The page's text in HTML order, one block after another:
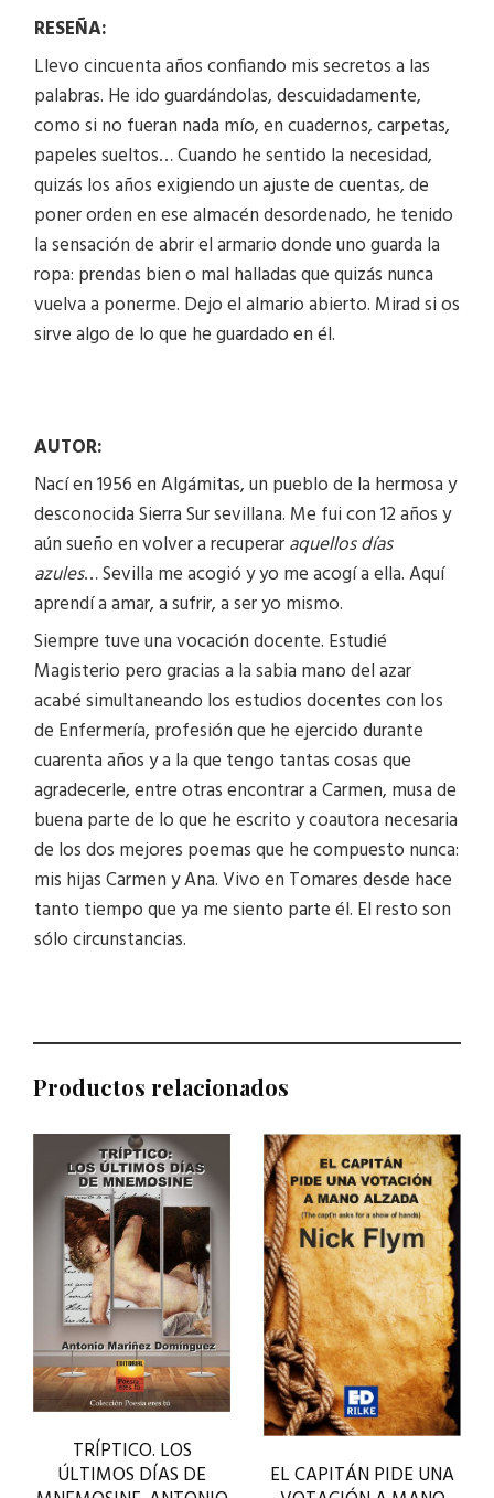
RESEÑA:
Llevo cincuenta años confiando mis secretos a las
palabras. He ido guardándolas, descuidadamente,
como si no fueran nada mío, en cuadernos, carpetas,
papeles sueltos… Cuando he sentido la necesidad,
quizás los años exigiendo un ajuste de cuentas, de
poner orden en ese almacén desordenado, he tenido
la sensación de abrir el armario donde uno guarda la
ropa: prendas bien o mal halladas que quizás nunca
vuelva a ponerme. Dejo el almario abierto. Mirad si os
sirve algo de lo que he guardado en él.
AUTOR:
Nací en 1956 en Algámitas, un pueblo de la hermosa y
desconocida Sierra Sur sevillana. Me fui con 12 años y
aún sueño en volver a recuperaraquellos días
azules… Sevilla me acogió y yo me acogí a ella. Aquí
aprendí a amar, a sufrir, a ser yo mismo.
Siempre tuve una vocación docente. Estudié
Magisterio pero gracias a la sabia mano del azar
acabé simultaneando los estudios docentes con los
de Enfermería, profesión que he ejercido durante
cuarenta años y a la que tengo tantas cosas que
agradecerle, entre otras encontrar a Carmen, musa de
buena parte de lo que he escrito y coautora necesaria
de los dos mejores poemas que he compuesto nunca:
mis hijas Carmen y Ana. Vivo en Tomares desde hace
tanto tiempo que ya me siento parte él. El resto son
sólo circunstancias.
Productos relacionados
TRÍPTICO. LOS
ÚLTIMOS DÍAS DE
EL CAPITÁN PIDE UNA